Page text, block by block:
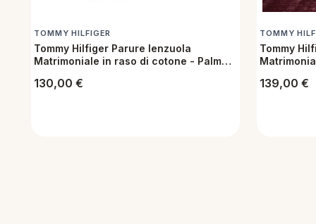
TOMMY HILFIGER
Tommy Hilfiger Parure lenzuola
Matrimoniale in raso di cotone - Palm
130,00 €
TOMMY
Tommy
139,00 €